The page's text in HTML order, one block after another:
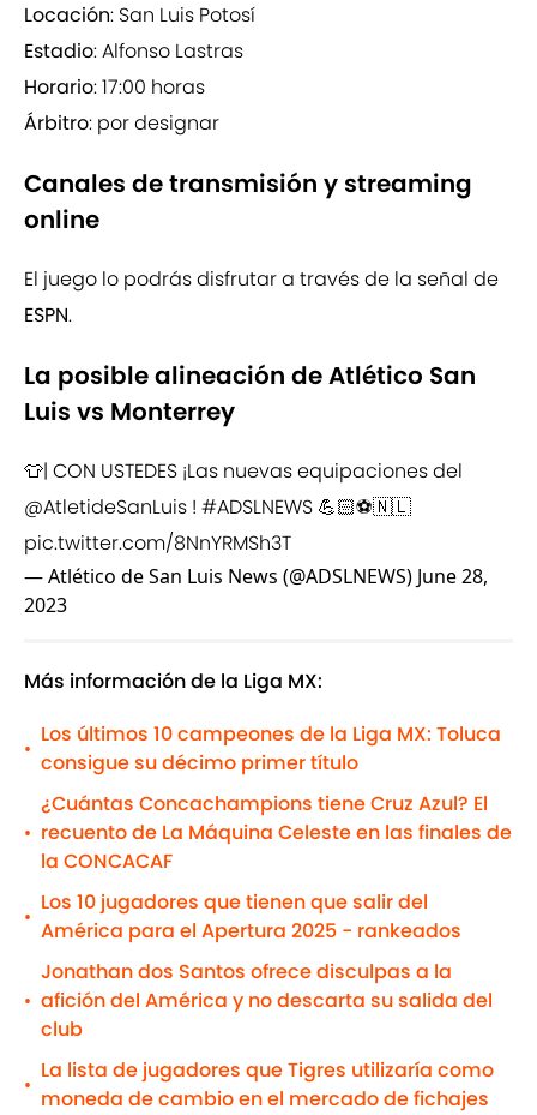
Locación: San Luis Potosí
Estadio: Alfonso Lastras
Horario: 17:00 horas
Árbitro: por designar
Canales de transmisión y streaming
online
El juego lo podrás disfrutar a través de la señal de
ESPN.
La posible alineación de Atlético San
Luis vs Monterrey
👕| CON USTEDES ¡Las nuevas equipaciones del
@AtletideSanLuis ! #ADSLNEWS 💪🏻⚽️🇳🇱
pic.twitter.com/8NnYRMSh3T
— Atlético de San Luis News (@ADSLNEWS) June 28,
2023
Más información de la Liga MX:
•
Los últimos 10 campeones de la Liga MX: Toluca
consigue su décimo primer título
•
¿Cuántas Concachampions tiene Cruz Azul? El
recuento de La Máquina Celeste en las finales de
la CONCACAF
•
Los 10 jugadores que tienen que salir del
América para el Apertura 2025 - rankeados
•
Jonathan dos Santos ofrece disculpas a la
afición del América y no descarta su salida del
club
•
La lista de jugadores que Tigres utilizaría como
moneda de cambio en el mercado de fichajes